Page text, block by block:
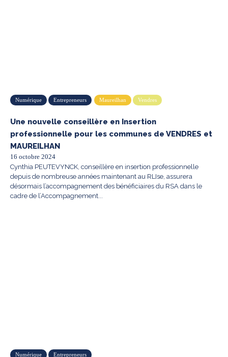
Numérique Entrepreneurs Maureilhan Vendres
Une nouvelle conseillère en Insertion
professionnelle pour les communes de VENDRES et
MAUREILHAN
16 octobre 2024
Cynthia PEUTEVYNCK, conseillère en insertion professionnelle
depuis de nombreuse années maintenant au RLIse, assurera
désormais l’accompagnement des bénéficiaires du RSA dans le
cadre de l’Accompagnement...
Numérique Entrepreneurs